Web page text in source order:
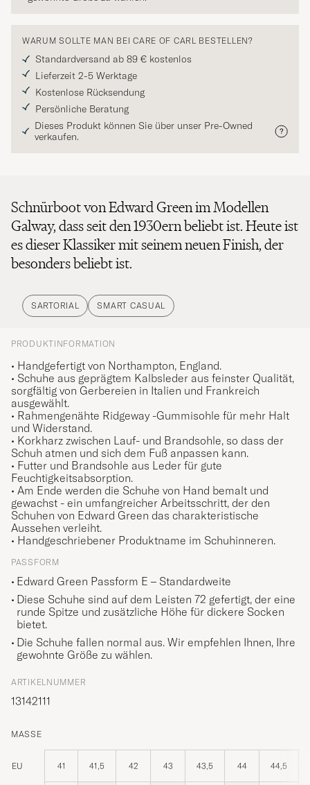
WARUM SOLLTE MAN BEI CARE OF CARL BESTELLEN?
Standardversand ab 89 € kostenlos
Lieferzeit 2-5 Werktage
Kostenlose Rücksendung
Persönliche Beratung
Dieses Produkt können Sie über unser Pre-Owned
verkaufen.
Schnürboot von Edward Green im Modellen
Galway, dass seit den 1930ern beliebt ist. Heute ist
es dieser Klassiker mit seinem neuen Finish, der
besonders beliebt ist.
SARTORIAL SMART CASUAL
PRODUKTINFORMATION
• Handgefertigt von Northampton, England.
• Schuhe aus geprägtem Kalbsleder aus feinster Qualität,
sorgfältig von Gerbereien in Italien und Frankreich
ausgewählt.
• Rahmengenähte Ridgeway -Gummisohle für mehr Halt
und Widerstand.
• Korkharz zwischen Lauf- und Brandsohle, so dass der
Schuh atmen und sich dem Fuß anpassen kann.
• Futter und Brandsohle aus Leder für gute
Feuchtigkeitsabsorption.
• Am Ende werden die Schuhe von Hand bemalt und
gewachst - ein umfangreicher Arbeitsschritt, der den
Schuhen von Edward Green das charakteristische
Aussehen verleiht.
• Handgeschriebener Produktname im Schuhinneren.
PASSFORM
Edward Green Passform E – Standardweite
Diese Schuhe sind auf dem Leisten 72 gefertigt, der eine
runde Spitze und zusätzliche Höhe für dickere Socken
bietet.
Die Schuhe fallen normal aus. Wir empfehlen Ihnen, Ihre
gewohnte Größe zu wählen.
ARTIKELNUMMER
13142111
MASSE
EU 41 41,5 42 43 43,5 44 44,5